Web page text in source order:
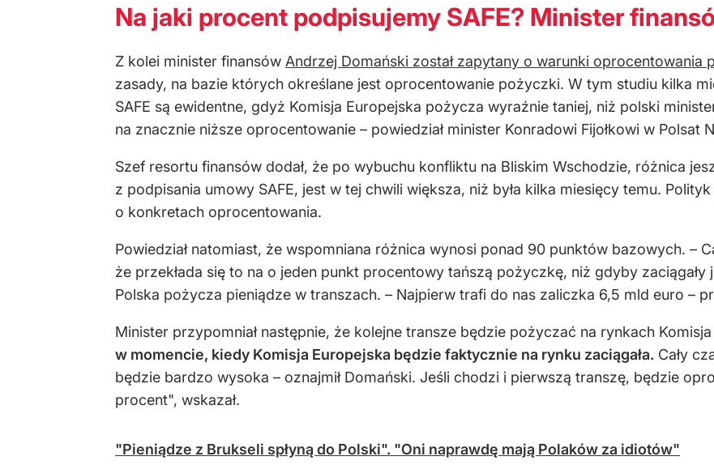
Na jaki procent podpisujemy SAFE? Minister
Z kolei minister finansów Andrzej Domański został zapytany o warunki oprocentowania
zasady, na bazie których określane jest oprocentowanie pożyczki. W tym studiu kilka
SAFE są ewidentne, gdyż Komisja Europejska pożycza wyraźnie taniej, niż polski
na znacznie niższe oprocentowanie – powiedział minister Konradowi Fijołkowi w Polsat
Szef resortu finansów dodał, że po wybuchu konfliktu na Bliskim Wschodzie, różnica
z podpisania umowy SAFE, jest w tej chwili większa, niż była kilka miesięcy temu.
o konkretach oprocentowania.
Powiedział natomiast, że wspomniana różnica wynosi ponad 90 punktów bazowych. –
że przekłada się to na o jeden punkt procentowy tańszą pożyczkę, niż gdyby zaciągały
Polska pożycza pieniądze w transzach. – Najpierw trafi do nas zaliczka 6,5 mld euro –
Minister przypomniał następnie, że kolejne transze będzie pożyczać na rynkach
w momencie, kiedy Komisja Europejska będzie faktycznie na rynku zaciągała. Cały
będzie bardzo wysoka – oznajmił Domański. Jeśli chodzi i pierwszą transzę, będzie
procent", wskazał.
"Pieniądze z Brukseli spłyną do Polski". "Oni naprawdę mają Polaków za idiotów"